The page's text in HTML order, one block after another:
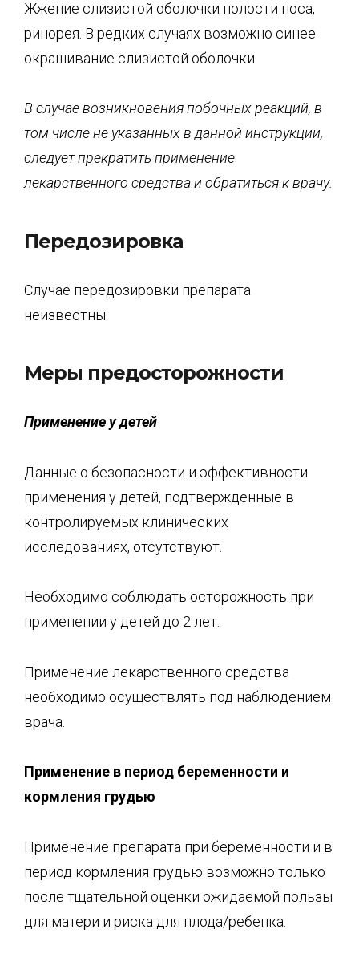
Жжение слизистой оболочки полости носа,
ринорея. В редких случаях возможно синее
окрашивание слизистой оболочки.
В случае возникновения побочных реакций, в
том числе не указанных в данной инструкции,
следует прекратить применение
лекарственного средства и обратиться к врачу.
Передозировка
Случае передозировки препарата
неизвестны.
Меры предосторожности
Применение у детей
Данные о безопасности и эффективности
применения у детей, подтвержденные в
контролируемых клинических
исследованиях, отсутствуют.
Необходимо соблюдать осторожность при
применении у детей до 2 лет.
Применение лекарственного средства
необходимо осуществлять под наблюдением
врача.
Применение в период беременности и
кормления грудью
Применение препарата при беременности и в
период кормления грудью возможно только
после тщательной оценки ожидаемой пользы
для матери и риска для плода/ребенка.